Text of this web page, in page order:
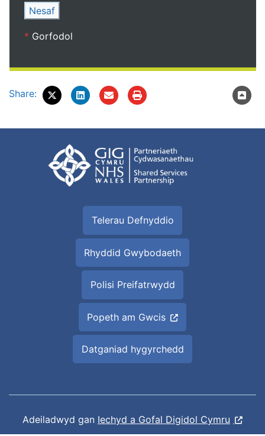
Nesaf
* Gorfodol
Share:
Telerau Defnyddio
Rhyddid Gwybodaeth
Polisi Preifatrwydd
Popeth am Gwcis
Datganiad hygyrchedd
Adeiladwyd gan Iechyd a Gofal Digidol Cymru